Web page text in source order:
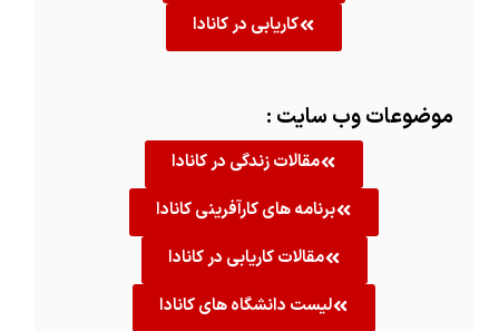
کاریابی در کانادا
موضوعات وب سایت :
مقالات زندگی در کانادا
برنامه های کارآفرینی کانادا
مقالات کاریابی در کانادا
لیست دانشگاه های کانادا